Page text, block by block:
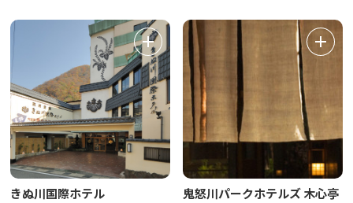
きぬ川国際ホテル 鬼怒川パークホテルズ 木心亭